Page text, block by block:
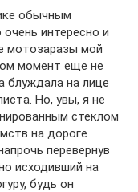
обычным
интересно и
мотозаразы мой
момент еще не
блуждала на лице
Но, увы, я не
стеклом
на дороге
перевернув
исходивший на
будь он